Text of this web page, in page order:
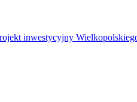
inwestycyjny